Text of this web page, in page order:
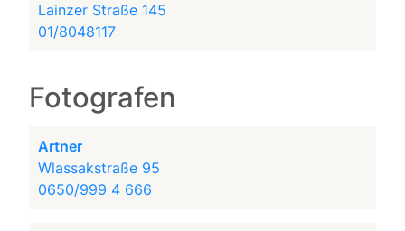
Lainzer Straße 145
01/8048117
Fotografen
Artner
Wlassakstraße 95
0650/999 4 666